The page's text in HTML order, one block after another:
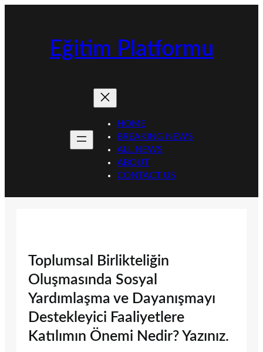
Eğitim Platformu
HOME
BREAKING NEWS
ALL NEWS
ABOUT
CONTACT US
Toplumsal Birlikteliğin
Oluşmasında Sosyal
Yardımlaşma ve Dayanışmayı
Destekleyici Faaliyetlere
Katılımın Önemi Nedir? Yazınız.